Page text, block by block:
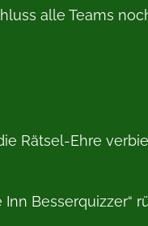
alle Teams
Rätsel-Ehre
Besserquizzer“